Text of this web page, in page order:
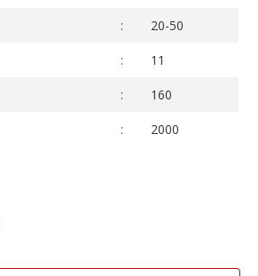
: 20-50
: 11
: 160
: 2000